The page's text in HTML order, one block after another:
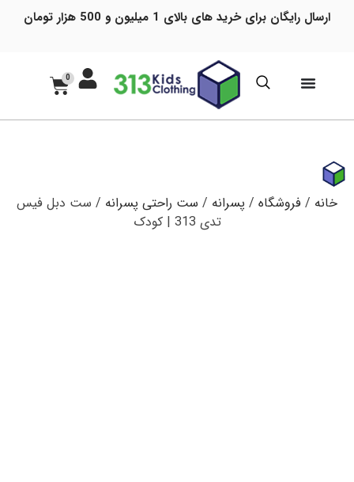
ارسال رایگان برای خرید های بالای 1 میلیون و 500 هزار تومان
0
خانه / فروشگاه / پسرانه / ست راحتی پسرانه / ست دبل فیس
تدی 313 | کودک